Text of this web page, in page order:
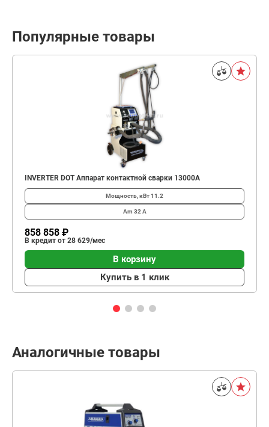
Популярные товары
INVERTER DOT Аппарат контактной сварки 13000А
Мощность, кВт11.2
Am 32 А
858 858 ₽
В кредит от 28 629/мес
В корзину
Купить в 1 клик
Аналогичные товары